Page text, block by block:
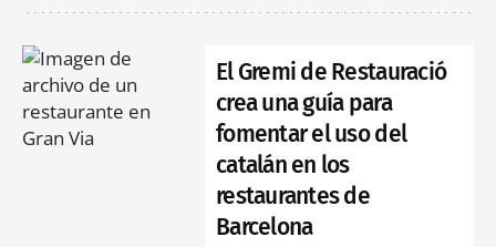
El Gremi de Restauració
crea una guía para
fomentar el uso del
catalán en los
restaurantes de
Barcelona